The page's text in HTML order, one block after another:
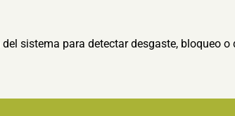
sistema para detectar desgaste, bloqueo o